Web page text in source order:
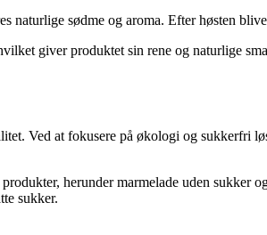
sødme og aroma. Efter høsten
giver produktet sin rene og naturlige
Ved at fokusere på økologi og sukkerfri
herunder marmelade uden sukker
sukker.